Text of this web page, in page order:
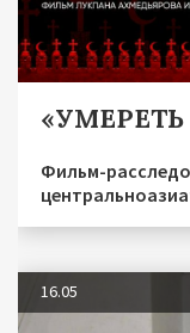
Фильм-
16.05